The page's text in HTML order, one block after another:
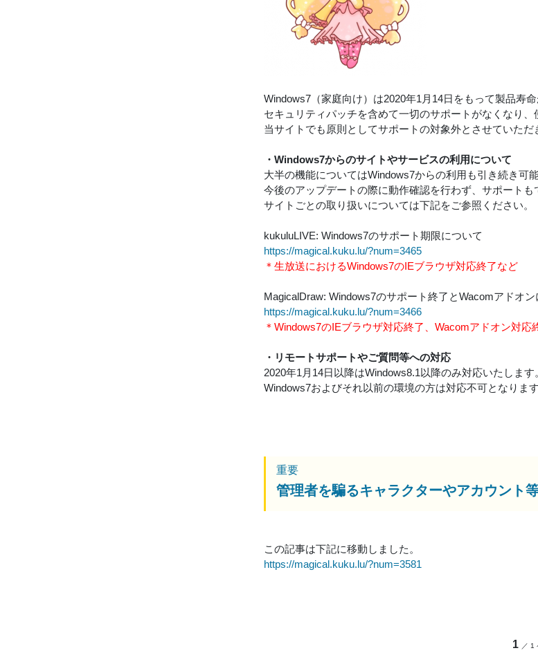
Windows7（家庭向け）は2020年1月14日をもって製品寿命
セキュリティパッチを含めて一切のサポートがなくなり、
当サイトでも原則としてサポートの対象外とさせていただ
・Windows7からのサイトやサービスの利用について
大半の機能についてはWindows7からの利用も引き続き可能
今後のアップデートの際に動作確認を行わず、サポートも
サイトごとの取り扱いについては下記をご参照ください。
kukuluLIVE: Windows7のサポート期限について
https://magical.kuku.lu/?num=3465
＊生放送におけるWindows7のIEブラウザ対応終了など
MagicalDraw: Windows7のサポート終了とWacomアドオン
https://magical.kuku.lu/?num=3466
＊Windows7のIEブラウザ対応終了、Wacomアドオン対応
・リモートサポートやご質問等への対応
2020年1月14日以降はWindows8.1以降のみ対応いたします
Windows7およびそれ以前の環境の方は対応不可となりま
重要
管理者を騙るキャラクターやアカウント
この記事は下記に移動しました。
https://magical.kuku.lu/?num=3581
1 ／ 1